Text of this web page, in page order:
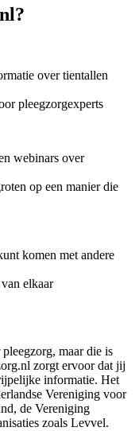
over tientallen
pleegzorgexperts
webinars over
op een manier die
komen met andere
elkaar
maar die is
zorgt ervoor dat jij
informatie. Het
Vereniging voor
de Vereniging
zoals Levvel.